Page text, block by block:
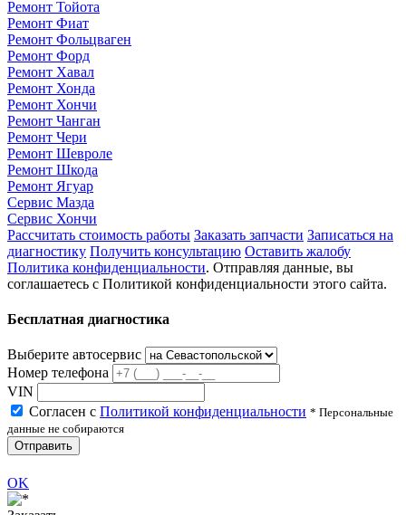
Ремонт Тойота
Ремонт Фиат
Ремонт Фольцваген
Ремонт Форд
Ремонт Хавал
Ремонт Хонда
Ремонт Хончи
Ремонт Чанган
Ремонт Чери
Ремонт Шевроле
Ремонт Шкода
Ремонт Ягуар
Сервис Мазда
Сервис Хончи
Рассчитать стоимость работы Заказать запчасти Записаться на
диагностику Получить консультацию Оставить жалобу
Политика конфиденциальности. Отправляя данные, вы
соглашаетесь с Политикой конфиденциальности этого сайта.
Бесплатная диагностика
Выберите автосервис
Номер телефона
VIN
Согласен с Политикой конфиденциальности * Персональные
данные не собираются
Отправить
OK